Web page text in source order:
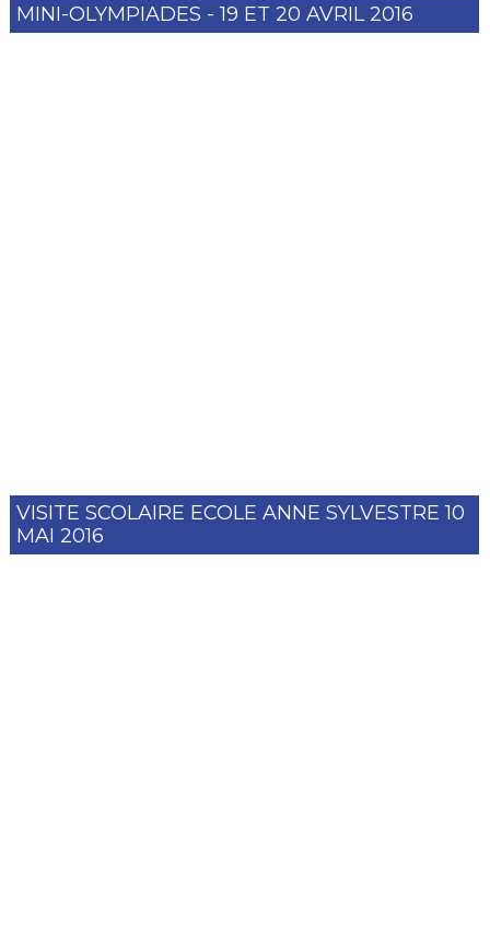
MINI-OLYMPIADES - 19 ET 20 AVRIL 2016
VISITE SCOLAIRE ECOLE ANNE SYLVESTRE 10
MAI 2016